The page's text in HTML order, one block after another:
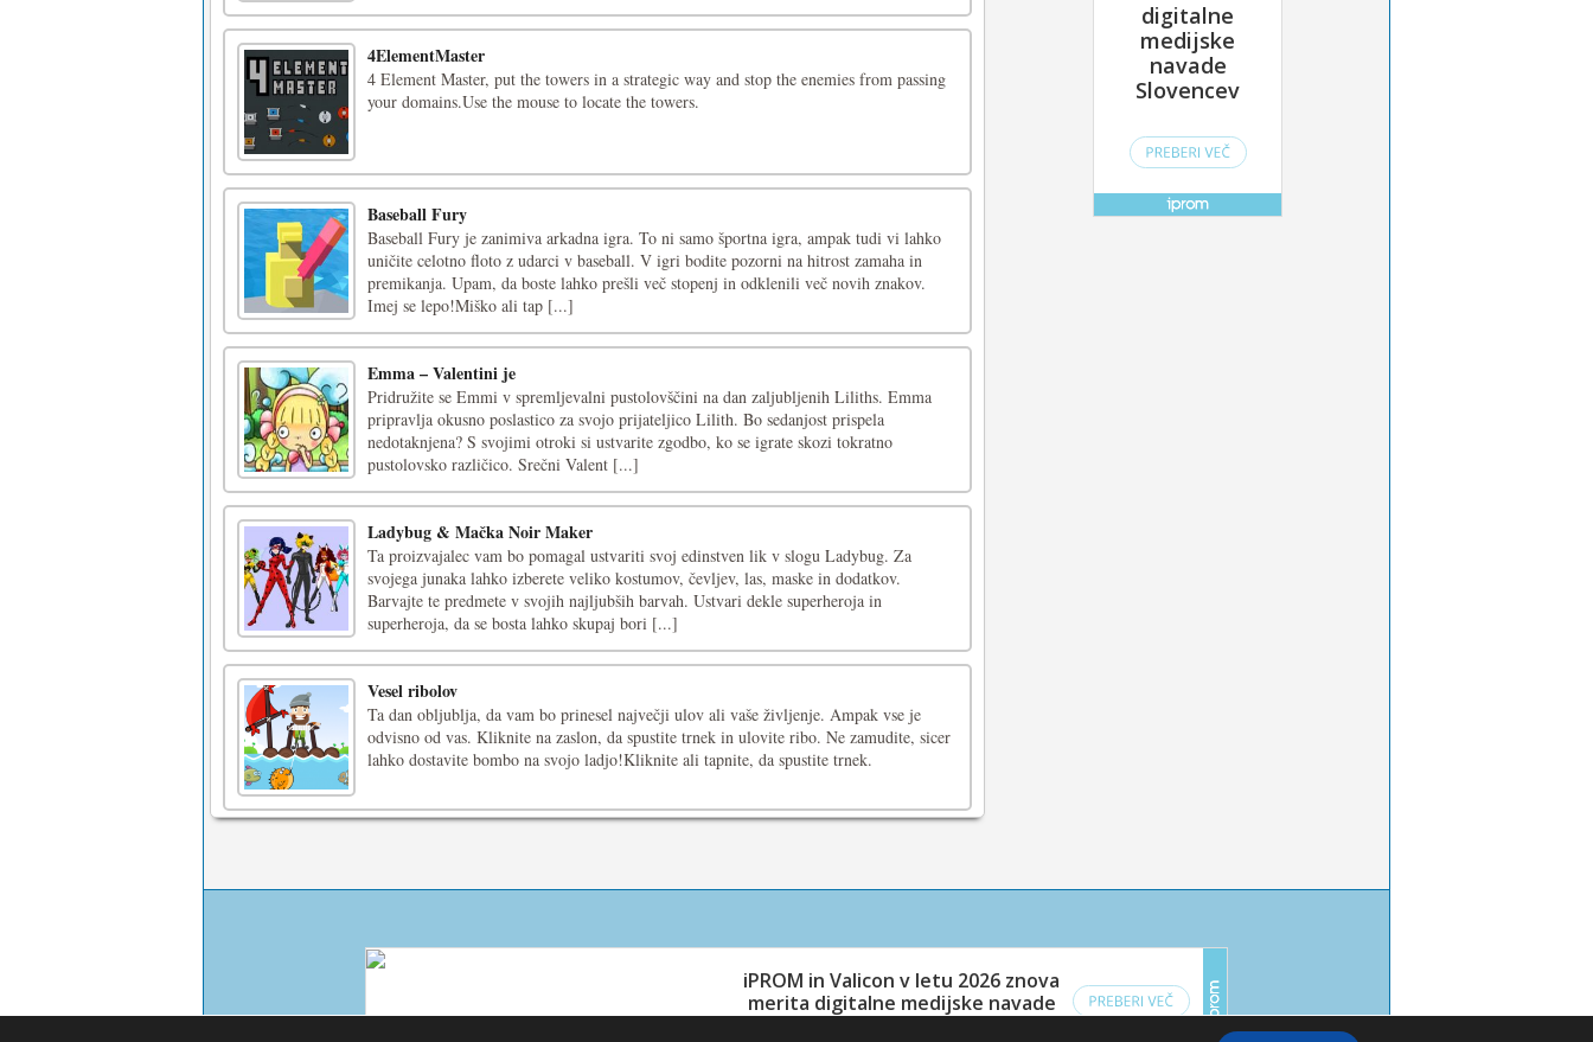
4ElementMaster
4 Element Master, put the towers in a strategic way and stop the enemies from passing
your domains.Use the mouse to locate the towers.
Baseball Fury
Baseball Fury je zanimiva arkadna igra. To ni samo športna igra, ampak tudi vi lahko
uničite celotno floto z udarci v baseball. V igri bodite pozorni na hitrost zamaha in
premikanja. Upam, da boste lahko prešli več stopenj in odklenili več novih znakov.
Imej se lepo!Miško ali tap [...]
Emma – Valentini je
Pridružite se Emmi v spremljevalni pustolovščini na dan zaljubljenih Liliths. Emma
pripravlja okusno poslastico za svojo prijateljico Lilith. Bo sedanjost prispela
nedotaknjena? S svojimi otroki si ustvarite zgodbo, ko se igrate skozi tokratno
pustolovsko različico. Srečni Valent [...]
Ladybug & Mačka Noir Maker
Ta proizvajalec vam bo pomagal ustvariti svoj edinstven lik v slogu Ladybug. Za
svojega junaka lahko izberete veliko kostumov, čevljev, las, maske in dodatkov.
Barvajte te predmete v svojih najljubših barvah. Ustvari dekle superheroja in
superheroja, da se bosta lahko skupaj bori [...]
Vesel ribolov
Ta dan obljublja, da vam bo prinesel največji ulov ali vaše življenje. Ampak vse je
odvisno od vas. Kliknite na zaslon, da spustite trnek in ulovite ribo. Ne zamudite, sicer
lahko dostavite bombo na svojo ladjo!Kliknite ali tapnite, da spustite trnek.